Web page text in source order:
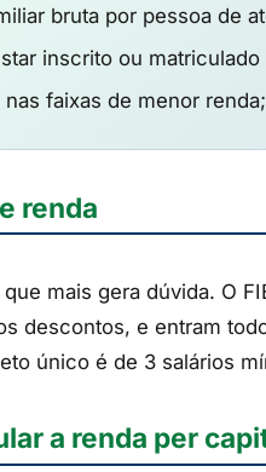
bruta por pessoa de
inscrito ou
nas faixas de menor
renda
mais gera dúvida. O
descontos, e entram
único é de 3 salários
a renda per